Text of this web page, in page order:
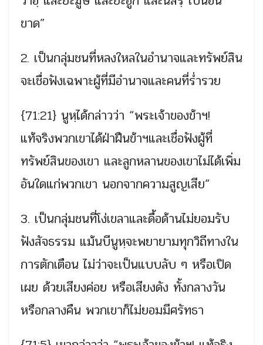
ขาด”
2. เป็นกลุ่มชนที่หลงใหลในอำนาจและทรัพย์สิน
จะเชื่อฟังเฉพาะผู้ที่มีอำนาจและคนที่ร่ำรวย
{71:21} นูหฺได้กล่าวว่า “พระเจ้าของข้าฯ!
แท้จริงพวกเขาได้ฝ่าฝืนข้าฯและเชื่อฟังผู้ที่
ทรัพย์สินของเขา และลูกหลานของเขาไม่ได้เพิ่ม
อันใดแก่พวกเขา นอกจากความสูญเสีย”
3. เป็นกลุ่มชนที่โง่เขลาและดื้อด้านไม่ยอมรับ
ฟังสัจธรรม แม้นบีนูหฺจะพยายามทุกวิถีทางใน
การตักเตือน ไม่ว่าจะเป็นแบบลับ ๆ หรือเปิด
เผย ด้วยเสียงค่อย หรือเสียงดัง ทั้งกลางวัน
หรือกลางคืน พวกเขาก็ไม่ยอมมีศรัทธา